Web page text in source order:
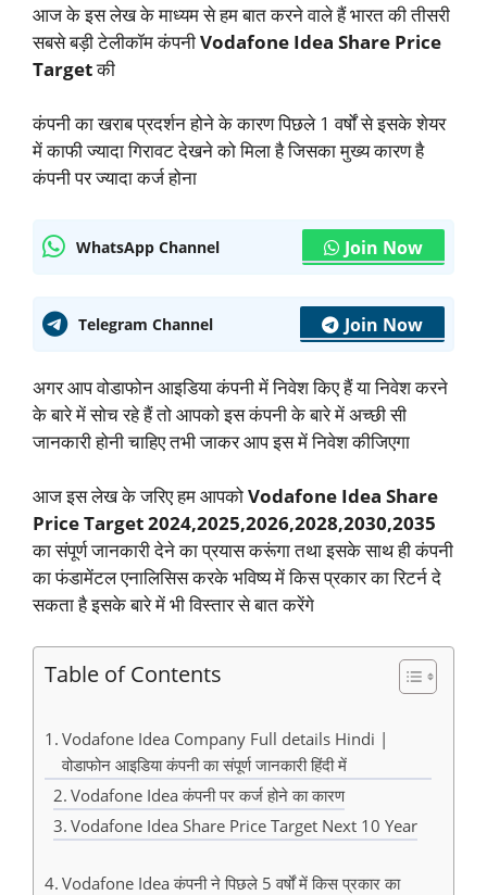
आज के इस लेख के माध्यम से हम बात करने वाले हैं भारत की तीसरी
सबसे बड़ी टेलीकॉम कंपनीVodafone Idea Share Price
Targetकी
कंपनी का खराब प्रदर्शन होने के कारण पिछले 1 वर्षों से इसके शेयर
में काफी ज्यादा गिरावट देखने को मिला है जिसका मुख्य कारण है
कंपनी पर ज्यादा कर्ज होना
WhatsApp Channel Join Now
Telegram Channel Join Now
अगर आप वोडाफोन आइडिया कंपनी में निवेश किए हैं या निवेश करने
के बारे में सोच रहे हैं तो आपको इस कंपनी के बारे में अच्छी सी
जानकारी होनी चाहिए तभी जाकर आप इस में निवेश कीजिएगा
आज इस लेख के जरिए हम आपकोVodafone Idea Share
Price Target 2024,2025,2026,2028,2030,2035
का संपूर्ण जानकारी देने का प्रयास करूंगा तथा इसके साथ ही कंपनी
का फंडामेंटल एनालिसिस करके भविष्य में किस प्रकार का रिटर्न दे
सकता है इसके बारे में भी विस्तार से बात करेंगे
Table of Contents
Vodafone Idea Company Full details Hindi |
वोडाफोन आइडिया कंपनी का संपूर्ण जानकारी हिंदी में
Vodafone Idea कंपनी पर कर्ज होने का कारण
Vodafone Idea Share Price Target Next 10 Year
Vodafone Idea कंपनी ने पिछले 5 वर्षों में किस प्रकार का